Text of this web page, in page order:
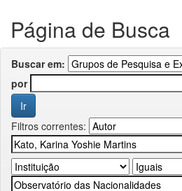
Página de Busca
Buscar em:
por
Filtros correntes: